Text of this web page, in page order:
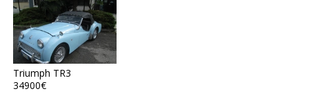
Triumph TR3
34900€